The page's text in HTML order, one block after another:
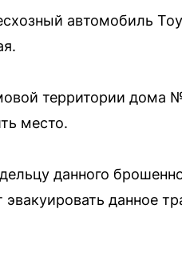
автомобиль
территории дома
место.
данного
данное